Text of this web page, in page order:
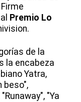
Premio Lo
de la
la encabeza
Yatra,
beso",
"Ya